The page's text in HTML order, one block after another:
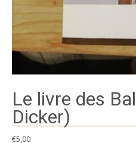
Le livre des
Dicker)
€5,00